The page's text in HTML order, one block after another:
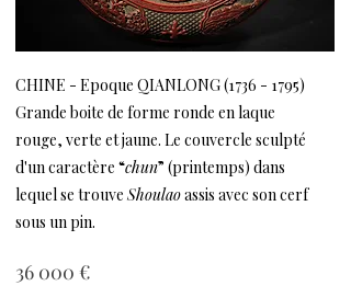
CHINE - Epoque QIANLONG(1736 - 1795)
Grande boite de forme ronde en laque
rouge, verte et jaune. Le couvercle sculpté
d'un caractère “chun” (printemps) dans
lequel se trouve Shoulaoassis avec son cerf
sous un pin.
36 000 €